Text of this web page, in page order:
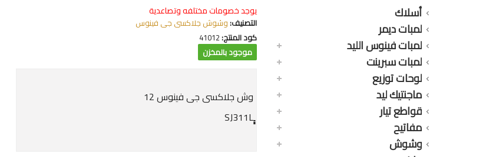
أسلاك
لمبات ديمر
لمبات فينوس الليد
لمبات سبرينت
لوحات توزيع
ماجنتيك ليد
قواطع تيار
مفاتيح
وشوش
يوجد خصومات مختلفه وتصاعدية
التصنيف:وشوش جلاكسى جى فينوس
كود المنتج:41012
موجود بالمخزن
وش جلاكسى جى فينوس 12
ٍٍٍSJ311L